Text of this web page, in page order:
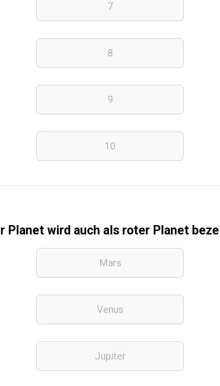
7
8
9
10
Planet wird auch als roter Planet
Mars
Venus
Jupiter